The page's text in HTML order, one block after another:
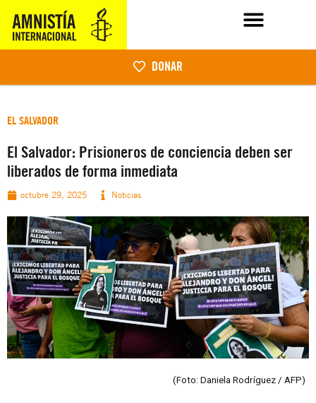
DONAR
EL SALVADOR
El Salvador: Prisioneros de conciencia deben ser
liberados de forma inmediata
octubre 29, 2025 Noticias
(Foto: Daniela Rodríguez / AFP)